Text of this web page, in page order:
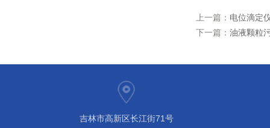
上一篇： 电位滴定
下一篇： 油液颗粒
吉林市高新区长江街71号